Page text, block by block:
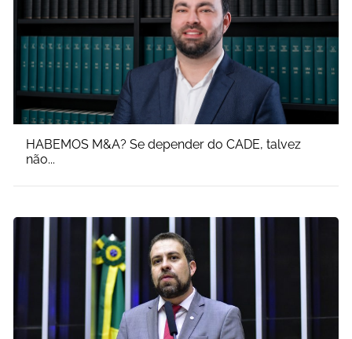
HABEMOS M&A? Se depender do CADE, talvez
não...